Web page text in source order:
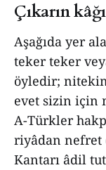
Çıkarın
Aşağıda yer
teker teker
öyledir;
evet sizin için
A-Türkler
riyâdan nefret
Kantarı âdil